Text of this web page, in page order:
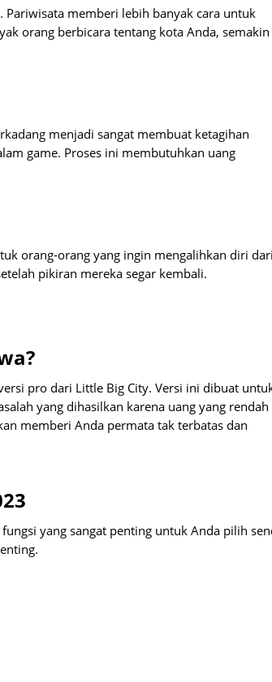
Pariwisata memberi lebih banyak cara untuk
orang berbicara tentang kota Anda, semakin
menjadi sangat membuat ketagihan
game. Proses ini membutuhkan uang
orang-orang yang ingin mengalihkan diri dari
pikiran mereka segar kembali.
pro dari Little Big City. Versi ini dibuat
yang dihasilkan karena uang yang rendah
memberi Anda permata tak terbatas dan
yang sangat penting untuk Anda pilih